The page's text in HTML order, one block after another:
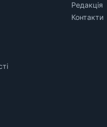
Редакція
Контакти